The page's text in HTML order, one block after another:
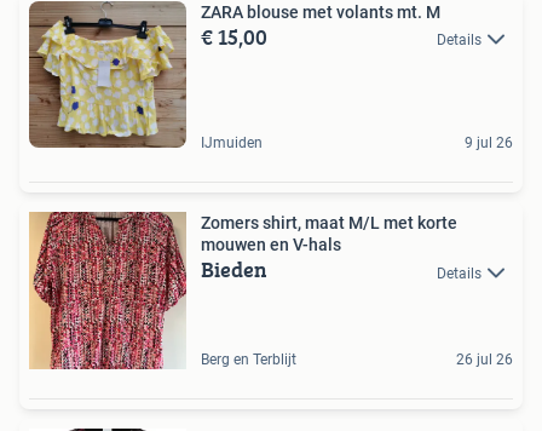
ZARA blouse met volants mt. M
€ 15,00 Details
IJmuiden 9 jul 26
Zomers shirt, maat M/L met korte
mouwen en V-hals
Bieden Details
Berg en Terblijt 26 jul 26